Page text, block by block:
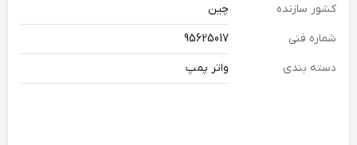
کشور سازنده
چین
شماره فنی
95625017
دسته بندی
واتر پمپ